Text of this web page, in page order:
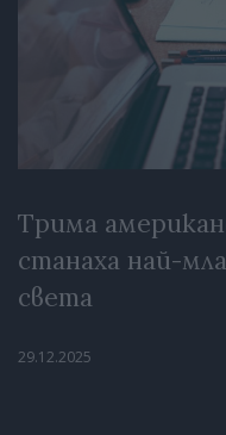
Трима
станаха най-
света
29.12.2025